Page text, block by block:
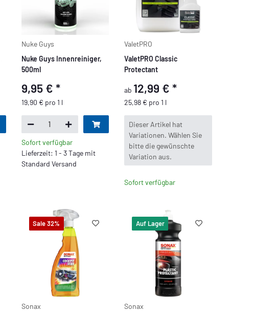
Nuke Guys
Nuke Guys Innenreiniger,
500ml
9,95 € *
19,90 € pro 1 l
Sofort verfügbar
Lieferzeit: 1 - 3 Tage mit
Standard Versand
ValetPRO
ValetPRO Classic
Protectant
ab 12,99 €*
25,98 € pro 1 l
x
Dieser Artikel hat
Variationen. Wählen Sie
bitte die gewünschte
Variation aus.
Sofort verfügbar
Sale 32%
Sonax
Auf Lager
Sonax